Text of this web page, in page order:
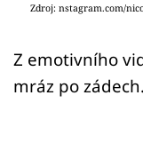
Zdroj: nstagram.com/
Z emotivního
mráz po zádech.